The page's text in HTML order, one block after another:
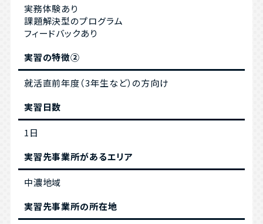
実務体験あり
課題解決型のプログラム
フィードバックあり
実習の特徴②
就活直前年度（3年生など）の方向け
実習日数
1日
実習先事業所があるエリア
中濃地域
実習先事業所の所在地